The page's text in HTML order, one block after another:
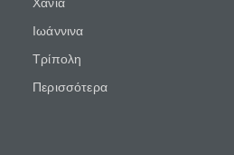
Ιωάννινα
Τρίπολη
Περισσότερα